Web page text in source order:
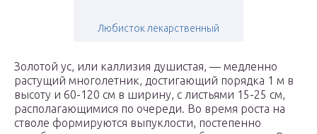
Любисток лекарственный
Золотой ус, или каллизия душистая, — медленно
растущий многолетник, достигающий порядка 1 м в
высоту и 60-120 см в ширину, с листьями 15-25 см,
располагающимися по очереди. Во время роста на
стволе формируются выпуклости, постепенно